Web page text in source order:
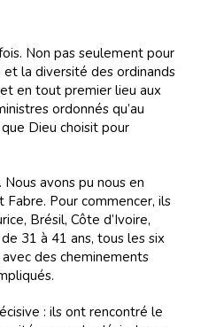
Non pas seulement pour
la diversité des ordinands
en tout premier lieu aux
ordonnés qu’au
Dieu choisit pour
avons pu nous en
Pour commencer, ils
Brésil, Côte d’Ivoire,
31 à 41 ans, tous les six
des cheminements
: ils ont rencontré le